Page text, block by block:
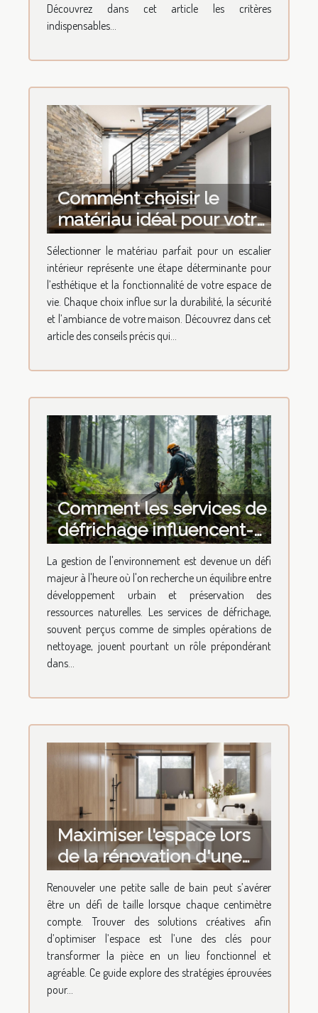
Découvrez dans cet article les critères
indispensables...
Comment choisir le
matériau idéal pour votre
escalier intérieur ?
Sélectionner le matériau parfait pour un escalier
intérieur représente une étape déterminante pour
l’esthétique et la fonctionnalité de votre espace de
vie. Chaque choix influe sur la durabilité, la sécurité
et l’ambiance de votre maison. Découvrez dans cet
article des conseils précis qui...
Comment les services de
défrichage influencent-
ils le développement
durable ?
La gestion de l'environnement est devenue un défi
majeur à l'heure où l'on recherche un équilibre entre
développement urbain et préservation des
ressources naturelles. Les services de défrichage,
souvent perçus comme de simples opérations de
nettoyage, jouent pourtant un rôle prépondérant
dans...
Maximiser l'espace lors
de la rénovation d'une
petite salle de bain
Renouveler une petite salle de bain peut s’avérer
être un défi de taille lorsque chaque centimètre
compte. Trouver des solutions créatives afin
d’optimiser l’espace est l’une des clés pour
transformer la pièce en un lieu fonctionnel et
agréable. Ce guide explore des stratégies éprouvées
pour...